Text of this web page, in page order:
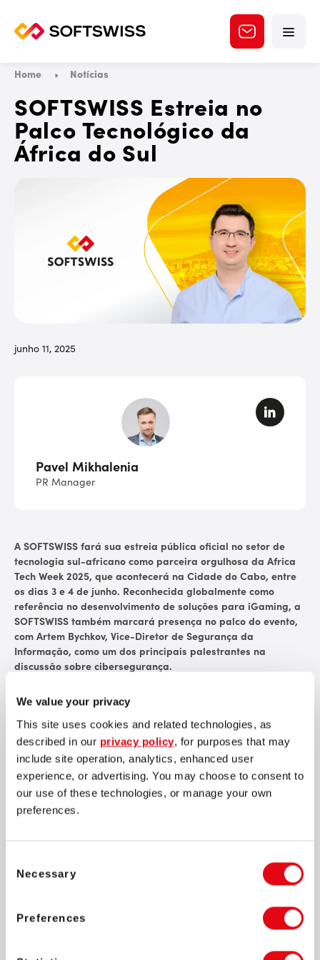
We value your privacy
This site uses cookies and related technologies, as
described in our privacy policy, for purposes that may
include site operation, analytics, enhanced user
experience, or advertising. You may choose to consent to
our use of these technologies, or manage your own
preferences.
Selection
Necessary
Preferences
Home Notícias
SOFTSWISS Estreia no
Palco Tecnológico da
África do Sul
junho 11, 2025
A SOFTSWISS fará sua estreia pública oficial no setor de
tecnologia sul-africano como parceira orgulhosa da Africa
Tech Week 2025, que acontecerá na Cidade do Cabo, entre
os dias 3 e 4 de junho. Reconhecida globalmente como
referência no desenvolvimento de soluções para iGaming, a
SOFTSWISS também marcará presença no palco do evento,
com Artem Bychkov, Vice-Diretor de Segurança da
Informação, como um dos principais palestrantes na
discussão sobre cibersegurança.
A Africa Tech Week se consolidou como um dos eventos mais
relevantes do continente voltados para a transformação
digital, reunindo tecnologias de ponta, líderes de pensamento
global e as inovações que estão moldando o futuro digital da
África. Com a participação de grandes nomes da indústria,
agentes de mudança e formuladores de políticas públicas, a
edição deste ano promete definir os rumos da agenda
tecnológica africana.
tecnologia — é um catalisador para a inovação digital e
a colaboração entre continentes. Temos orgulho de
limites do que é possível na economia digital africana.
Pavel Mikhalenia
PR Manager